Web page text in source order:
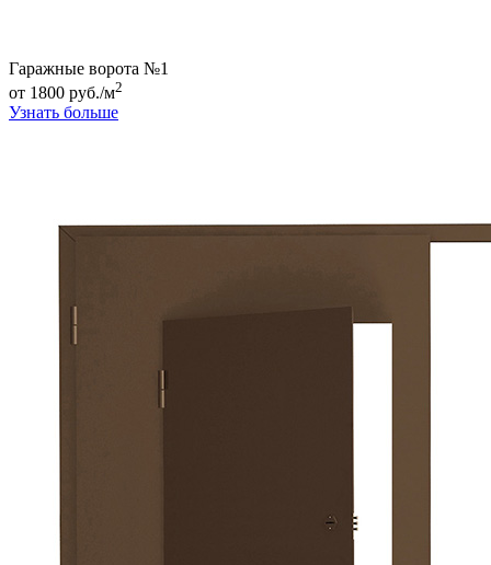
Гаражные ворота №1
от 1800 руб./м2
Узнать больше